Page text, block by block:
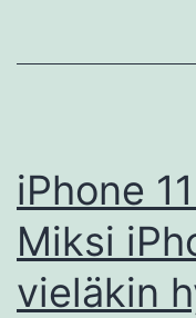
iPhone
Miksi
vieläkin